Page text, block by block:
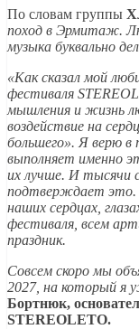
По словам группы
поход в Эрмитаж.
музыка буквально
«Как сказал мой
фестиваля
мышления и жизнь
воздействие на
большего». Я верю в
выполняет именно
их лучше. И тысячи
подтверждает это.
наших сердцах,
фестиваля, всем
праздник.
Совсем скоро мы
2027, на который я
Бортнюк,
STEREOLETO.